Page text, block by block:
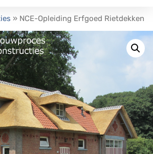
» NCE-Opleiding Erfgoed Rietdekken